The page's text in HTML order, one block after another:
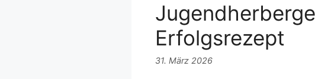
Erfolgsrezept
31. März 2026